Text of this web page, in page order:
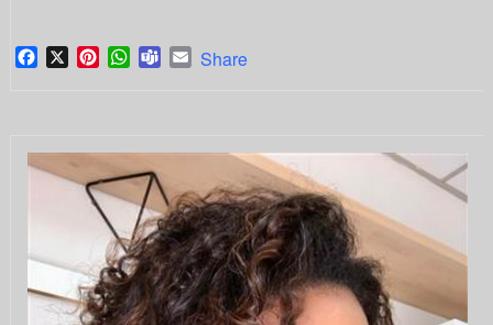
Facebook
X PinterestWhatsApp
TeamsEmail
Share